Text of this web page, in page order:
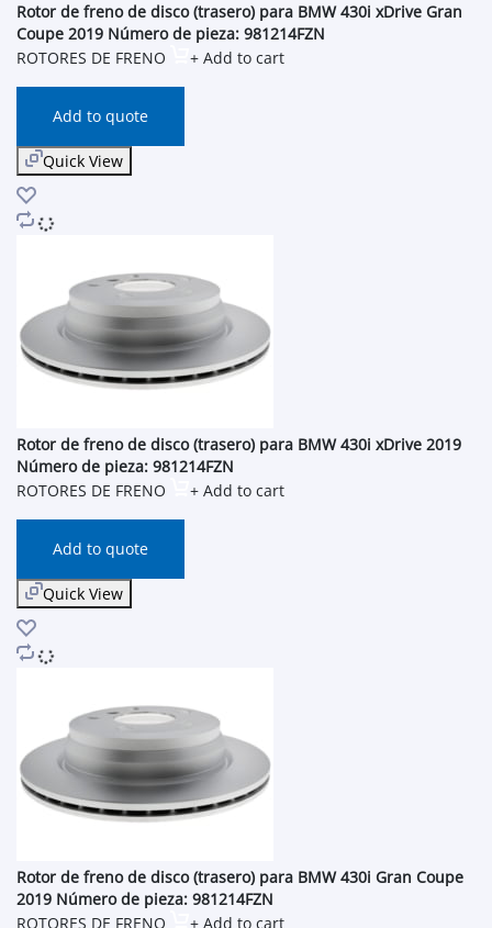
Rotor de freno de disco (trasero) para BMW 430i xDrive Gran
Coupe 2019 Número de pieza: 981214FZN
ROTORES DE FRENO
+ Add to cart
Add to quote
Quick View
Rotor de freno de disco (trasero) para BMW 430i xDrive 2019
Número de pieza: 981214FZN
ROTORES DE FRENO
+ Add to cart
Add to quote
Quick View
Rotor de freno de disco (trasero) para BMW 430i Gran Coupe
2019 Número de pieza: 981214FZN
ROTORES DE FRENO
+ Add to cart